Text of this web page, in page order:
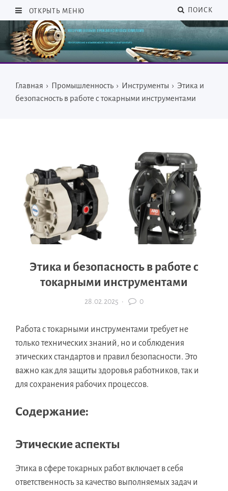
ОТКРЫТЬ МЕНЮ ПОИСК
Главная › Промышленность › Инструменты › Этика и
безопасность в работе с токарными инструментами
Этика и безопасность в работе с
токарными инструментами
28.02.2025 · 0
Работа с токарными инструментами требует не
только технических знаний, но и соблюдения
этических стандартов и правил безопасности. Это
важно как для защиты здоровья работников, так и
для сохранения рабочих процессов.
Содержание:
Этические аспекты
Этика в сфере токарных работ включает в себя
ответственность за качество выполняемых задач и